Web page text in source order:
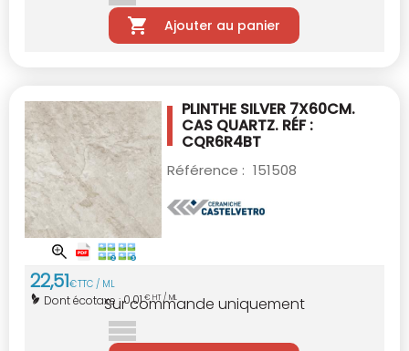
Ajouter au panier
PLINTHE SILVER 7X60CM.
CAS QUARTZ. RÉF :
CQR6R4BT
Référence : 151508
22,51€TTC / ML
Dont écotaxe :0,01€ HT / ML
Sur commande uniquement